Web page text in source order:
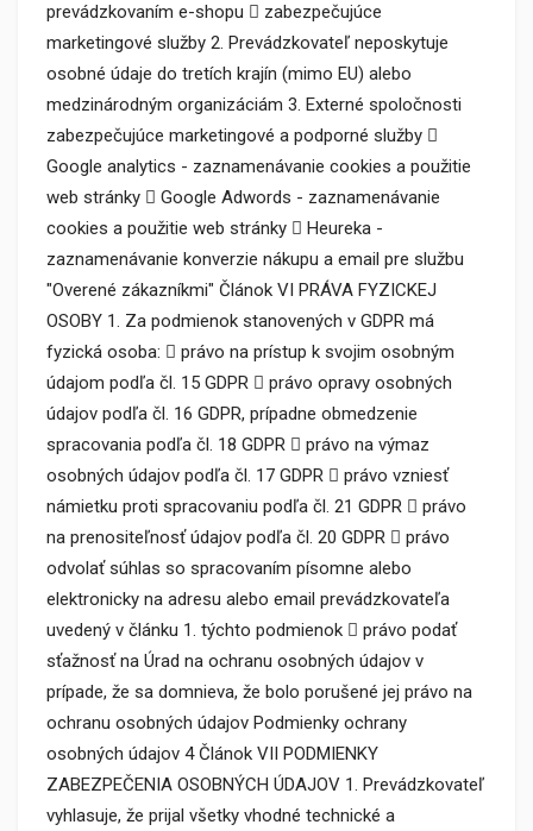
prevádzkovaním e-shopu  zabezpečujúce
marketingové služby 2. Prevádzkovateľ neposkytuje
osobné údaje do tretích krajín (mimo EU) alebo
medzinárodným organizáciám 3. Externé spoločnosti
zabezpečujúce marketingové a podporné služby 
Google analytics - zaznamenávanie cookies a použitie
web stránky  Google Adwords - zaznamenávanie
cookies a použitie web stránky  Heureka -
zaznamenávanie konverzie nákupu a email pre službu
"Overené zákazníkmi" Článok VI PRÁVA FYZICKEJ
OSOBY 1. Za podmienok stanovených v GDPR má
fyzická osoba:  právo na prístup k svojim osobným
údajom podľa čl. 15 GDPR  právo opravy osobných
údajov podľa čl. 16 GDPR, prípadne obmedzenie
spracovania podľa čl. 18 GDPR  právo na výmaz
osobných údajov podľa čl. 17 GDPR  právo vzniesť
námietku proti spracovaniu podľa čl. 21 GDPR  právo
na prenositeľnosť údajov podľa čl. 20 GDPR  právo
odvolať súhlas so spracovaním písomne alebo
elektronicky na adresu alebo email prevádzkovateľa
uvedený v článku 1. týchto podmienok  právo podať
sťažnosť na Úrad na ochranu osobných údajov v
prípade, že sa domnieva, že bolo porušené jej právo na
ochranu osobných údajov Podmienky ochrany
osobných údajov 4 Článok VII PODMIENKY
ZABEZPEČENIA OSOBNÝCH ÚDAJOV 1. Prevádzkovateľ
vyhlasuje, že prijal všetky vhodné technické a